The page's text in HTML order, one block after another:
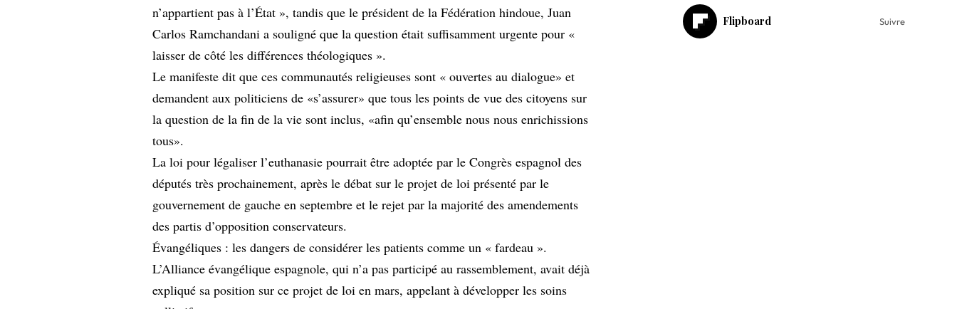
n’appartient pas à l’État », tandis que le président de la Fédération hindoue, Juan
Carlos Ramchandani a souligné que la question était suffisamment urgente pour «
laisser de côté les différences théologiques ».
Le manifeste dit que ces communautés religieuses sont « ouvertes au dialogue» et
demandent aux politiciens de «s’assurer» que tous les points de vue des citoyens sur
la question de la fin de la vie sont inclus, «afin qu’ensemble nous nous enrichissions
tous».
La loi pour légaliser l’euthanasie pourrait être adoptée par le Congrès espagnol des
députés très prochainement, après le débat sur le projet de loi présenté par le
gouvernement de gauche en septembre et le rejet par la majorité des amendements
des partis d’opposition conservateurs.
Évangéliques : les dangers de considérer les patients comme un « fardeau ».
L’Alliance évangélique espagnole, qui n’a pas participé au rassemblement, avait déjà
expliqué sa position sur ce projet de loi en mars, appelant à développer les soins
Flipboard Suivre